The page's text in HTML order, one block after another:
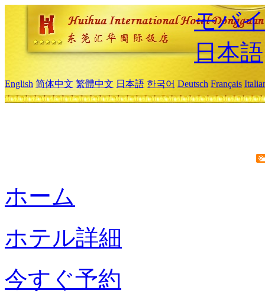
モバ
日本語
English 简体中文 繁體中文 日本語 한국어 Deutsch Français
ホーム
ホテル詳細
今すぐ予約